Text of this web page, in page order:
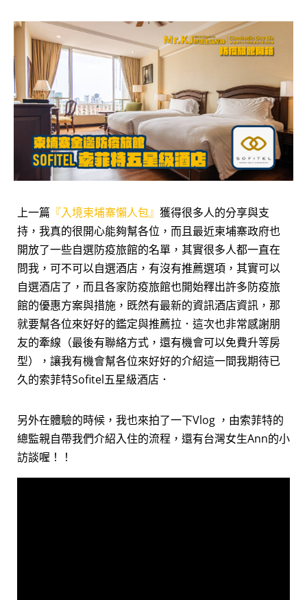
上一篇 『入境柬埔寨懶人包』 獲得很多人的分享與支
持，我真的很開心能夠幫各位，而且最近柬埔寨政府也
開放了一些自選防疫旅館的名單，其實很多人都一直在
問我，可不可以自選酒店，有沒有推薦選項，其實可以
自選酒店了，而且各家防疫旅館也開始釋出許多防疫旅
館的優惠方案與措施，既然有最新的資訊酒店資訊，那
就要幫各位來好好的鑑定與推薦拉．這次也非常感謝朋
友的牽線（最後有聯絡方式，還有機會可以免費升等房
型），讓我有機會幫各位來好好的介紹這一間我期待已
久的索菲特Sofitel五星級酒店．
另外在體驗的時候，我也來拍了一下Vlog ，由索菲特的
總監親自帶我們介紹入住的流程，還有台灣女生Ann的小
訪談喔！！